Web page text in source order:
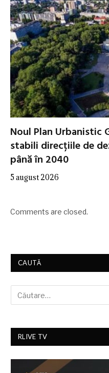
Noul Plan Urbanistic
stabili direcțiile de
până în 2040
5 august 2026
Comments are closed.
CAUTĂ
RLIVE TV